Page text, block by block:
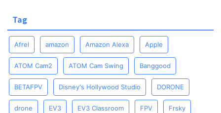
Tag
Afrel amazon Amazon Alexa Apple
ATOM Cam2 ATOM Cam Swing Banggood
BETAFPV Disney's Hollywood Studio DORONE
drone EV3 EV3 Classroom FPV Frsky